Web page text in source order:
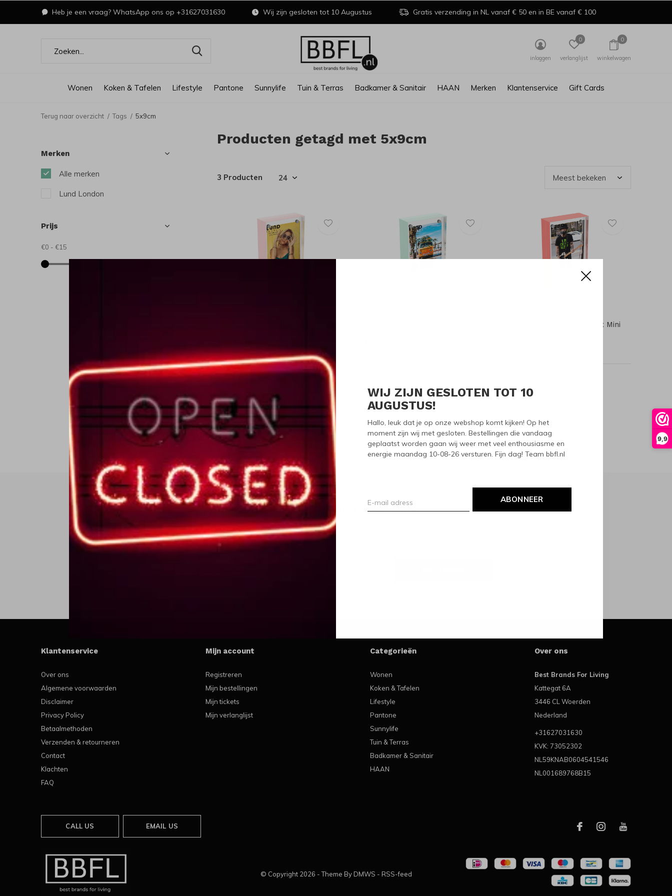
9,9
WIJ ZIJN GESLOTEN TOT 10
AUGUSTUS!
Hallo, leuk dat je op onze webshop komt kijken! Op het
moment zijn wij met gesloten. Bestellingen die vandaag
geplaatst worden gaan wij weer met veel enthousiasme en
energie maandag 10-08-26 versturen. Fijn dag! Team bbfl.nl
ABONNEER
Wonen Koken & Tafelen Lifestyle Pantone Sunnylife Tuin & Terras Badkamer & Sanitair HAAN Merken Klantenservice Gift Cards
inloggen verlanglijst
0
winkelwagen
0
Heb je een vraag? WhatsApp ons op +31627031630 Wij zijn gesloten tot 10 Augustus Gratis verzending in NL vanaf € 50 en in BE vanaf € 100
Terug naar overzicht Tags 5x9cm
Producten getagd met 5x9cm
3 Producten
Lund London Fotolijst Instax Mini
Seen 3 of the 3 products
Merken
Alle merken
Lund London
Prijs
€0 - €15
Meld je aan voor onze nieuwsbrief
Ontvang de nieuwste aanbiedingen en promoties
Klantenservice
Over ons
Algemene voorwaarden
Disclaimer
Privacy Policy
Betaalmethoden
Verzenden & retourneren
Contact
Klachten
FAQ
Mijn account
Registreren
Mijn bestellingen
Mijn tickets
Mijn verlanglijst
Categorieën
Wonen
Koken & Tafelen
Lifestyle
Pantone
Sunnylife
Tuin & Terras
Badkamer & Sanitair
HAAN
Over ons
Best Brands For Living
Kattegat 6A
3446 CL Woerden
Nederland
+31627031630
KVK: 73052302
NL59KNAB0604541546
NL001689768B15
CALL US EMAIL US
© Copyright 2026 - Theme By DMWS - RSS-feed